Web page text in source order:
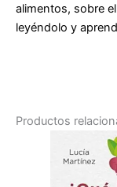
alimentos, sobre
leyéndolo y
Productos